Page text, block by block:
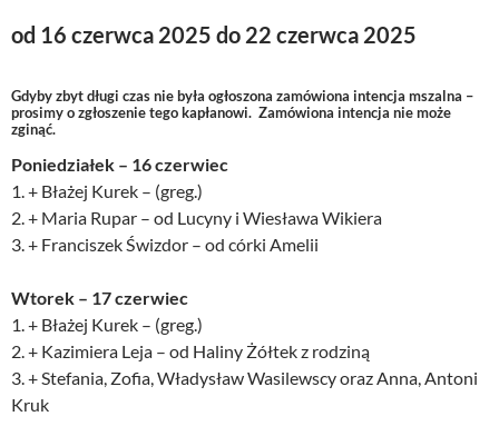
od 16 czerwca 2025 do 22 czerwca 2025
Gdyby zbyt długi czas nie była ogłoszona zamówiona intencja mszalna –
prosimy o zgłoszenie tego kapłanowi. Zamówiona intencja nie może
zginąć.
Poniedziałek – 16 czerwiec
1. + Błażej Kurek – (greg.)
2. + Maria Rupar – od Lucyny i Wiesława Wikiera
3. + Franciszek Świzdor – od córki Amelii
Wtorek – 17 czerwiec
1. + Błażej Kurek – (greg.)
2. + Kazimiera Leja – od Haliny Żółtek z rodziną
3. + Stefania, Zofia, Władysław Wasilewscy oraz Anna, Antoni
Kruk